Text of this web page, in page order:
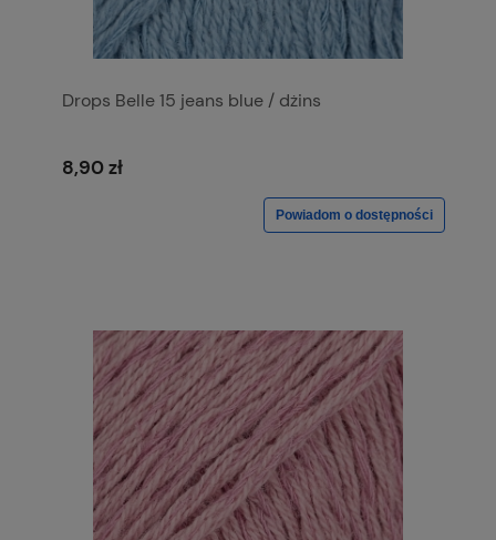
Drops Belle 15 jeans blue / dżins
8,90 zł
Powiadom o dostępności